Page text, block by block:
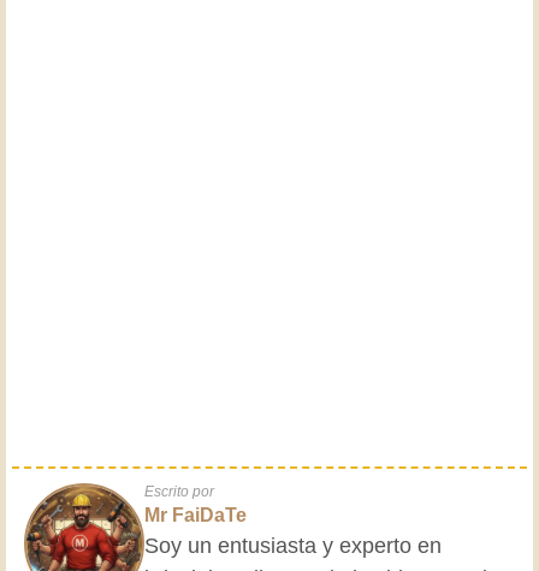
Escrito por
Mr FaiDaTe
Soy un entusiasta y experto en